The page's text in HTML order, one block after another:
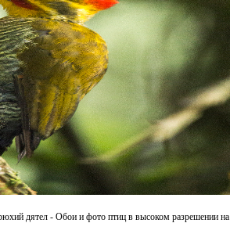
дятел - Обои и фото птиц в высоком разрешении на